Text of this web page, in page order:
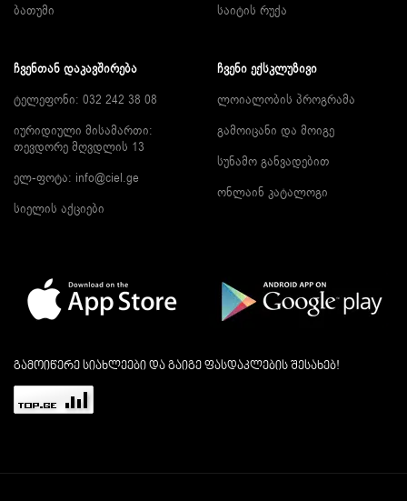
ბათუმი
საიტის რუქა
ᲩᲕᲔᲜᲗᲐᲜ ᲓᲐᲙᲐᲕᲨᲘᲠᲔᲑᲐ
ტელეფონი: 032 242 38 08
იურიდიული მისამართი:
თევდორე მღვდლის 13
ელ-ფოტა: info@ciel.ge
სიელის აქციები
ᲩᲕᲔᲜᲘ ᲔᲥᲡᲙᲚᲣᲖᲘᲕᲘ
ლოიალობის პროგრამა
გამოიცანი და მოიგე
სუნამო განვადებით
ონლაინ კატალოგი
გამოიწერე სიახლეები და გაიგე ფასდაკლების შესახებ!